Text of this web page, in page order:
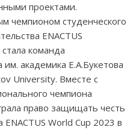
проектами.
чемпионом студенческого
ENACTUS
команда
им. академика Е.А.Букетова
University. Вместе с
чемпиона
право защищать честь
ENACTUS World Cup 2023 в